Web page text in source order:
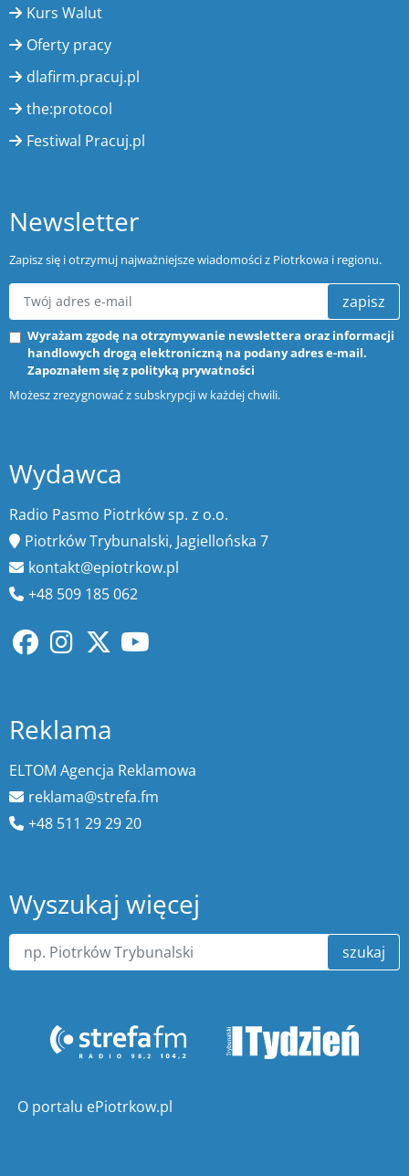
Kurs Walut
Oferty pracy
dlafirm.pracuj.pl
the:protocol
Festiwal Pracuj.pl
Newsletter
Zapisz się i otrzymuj najważniejsze wiadomości z Piotrkowa i regionu.
zapisz
Wyrażam zgodę na otrzymywanie newslettera oraz informacji
handlowych drogą elektroniczną na podany adres e-mail.
Zapoznałem się z polityką prywatności
Możesz zrezygnować z subskrypcji w każdej chwili.
Wydawca
Radio Pasmo Piotrków sp. z o.o.
Piotrków Trybunalski, Jagiellońska 7
kontakt@epiotrkow.pl
+48 509 185 062
Reklama
ELTOM Agencja Reklamowa
reklama@strefa.fm
+48 511 29 29 20
Wyszukaj więcej
szukaj
O portalu ePiotrkow.pl